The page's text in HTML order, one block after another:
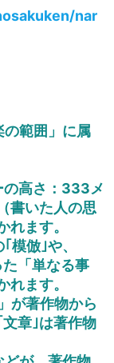
nar
範囲」に属
の高さ：333メ
書いた人の思
ます。
模倣｣や、
「単なる事
ます。
が著作物から
章｣は著作物